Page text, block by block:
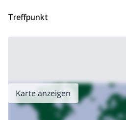
teilnehmen? Senden Sie mir einfach
führen.
Treffpunkt
Karte anzeigen